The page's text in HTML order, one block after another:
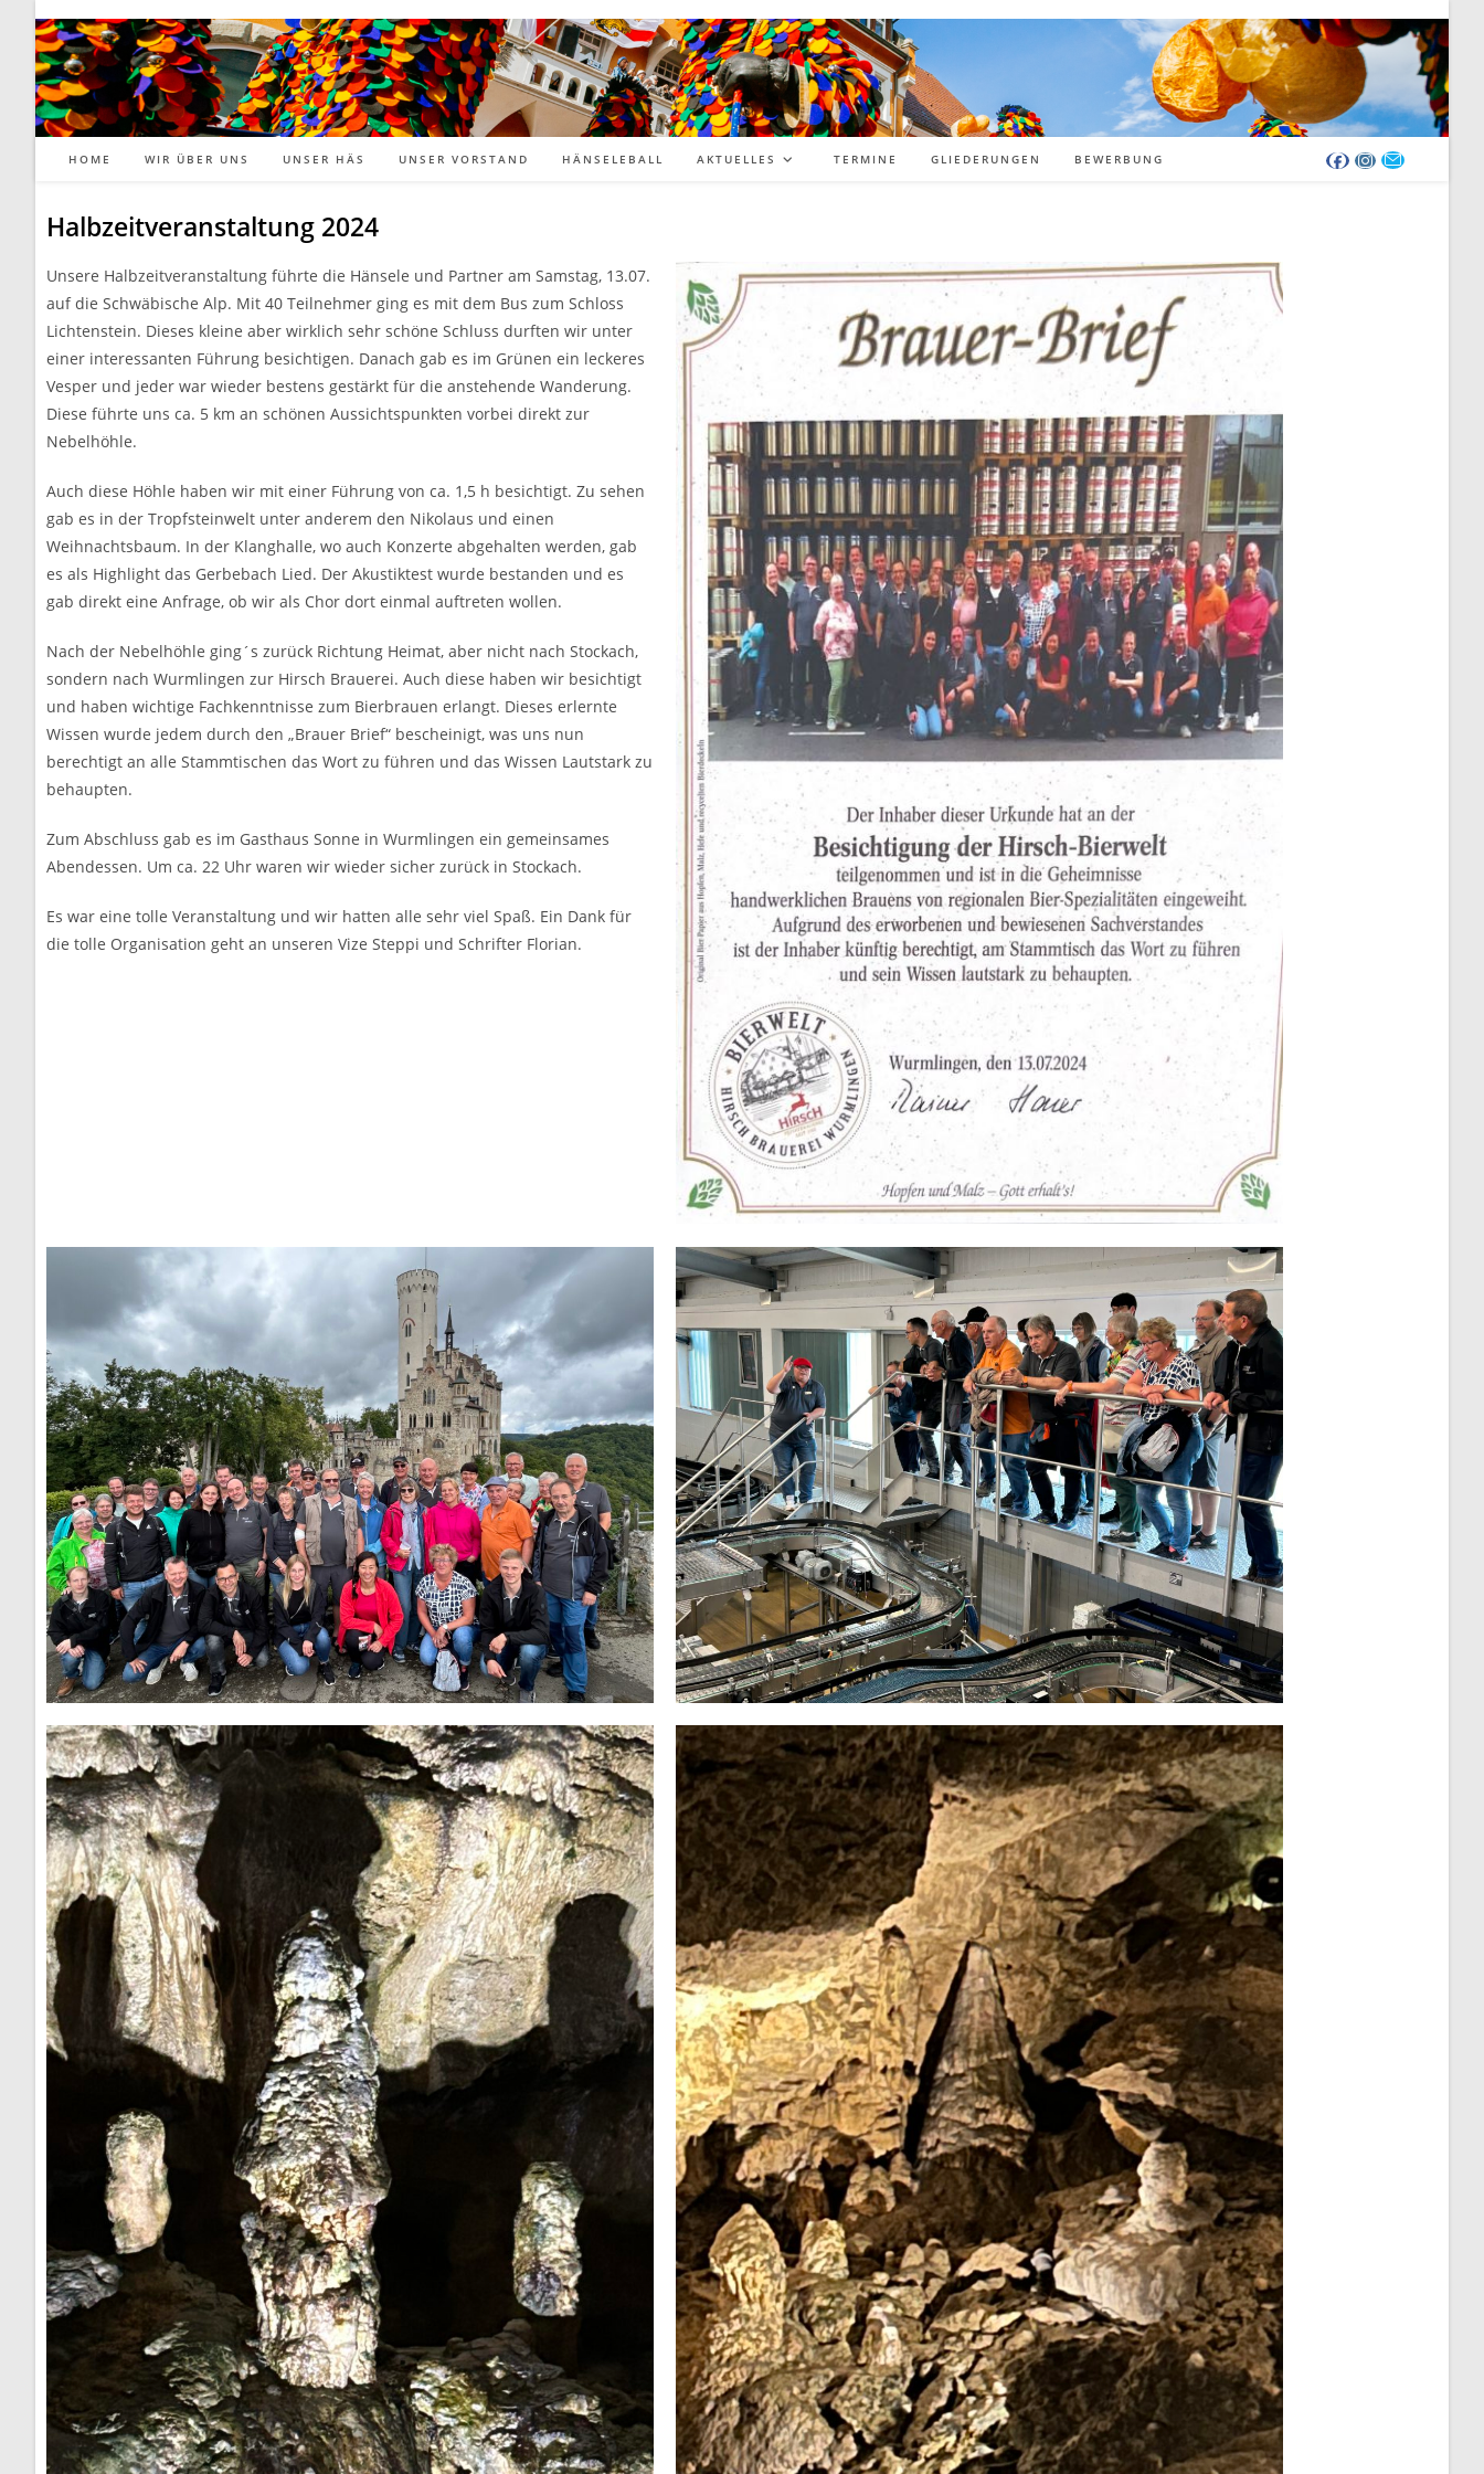
HOME WIR ÜBER UNS UNSER HÄS UNSER VORSTAND HÄNSELEBALL AKTUELLES TERMINE GLIEDERUNGEN BEWERBUNG
Halbzeitveranstaltung 2024
Unsere Halbzeitveranstaltung führte die Hänsele und Partner am Samstag, 13.07.
auf die Schwäbische Alp. Mit 40 Teilnehmer ging es mit dem Bus zum Schloss
Lichtenstein. Dieses kleine aber wirklich sehr schöne Schluss durften wir unter
einer interessanten Führung besichtigen. Danach gab es im Grünen ein leckeres
Vesper und jeder war wieder bestens gestärkt für die anstehende Wanderung.
Diese führte uns ca. 5 km an schönen Aussichtspunkten vorbei direkt zur
Nebelhöhle.
Auch diese Höhle haben wir mit einer Führung von ca. 1,5 h besichtigt. Zu sehen
gab es in der Tropfsteinwelt unter anderem den Nikolaus und einen
Weihnachtsbaum. In der Klanghalle, wo auch Konzerte abgehalten werden, gab
es als Highlight das Gerbebach Lied. Der Akustiktest wurde bestanden und es
gab direkt eine Anfrage, ob wir als Chor dort einmal auftreten wollen.
Nach der Nebelhöhle ging´s zurück Richtung Heimat, aber nicht nach Stockach,
sondern nach Wurmlingen zur Hirsch Brauerei. Auch diese haben wir besichtigt
und haben wichtige Fachkenntnisse zum Bierbrauen erlangt. Dieses erlernte
Wissen wurde jedem durch den „Brauer Brief“ bescheinigt, was uns nun
berechtigt an alle Stammtischen das Wort zu führen und das Wissen Lautstark zu
behaupten.
Zum Abschluss gab es im Gasthaus Sonne in Wurmlingen ein gemeinsames
Abendessen. Um ca. 22 Uhr waren wir wieder sicher zurück in Stockach.
Es war eine tolle Veranstaltung und wir hatten alle sehr viel Spaß. Ein Dank für
die tolle Organisation geht an unseren Vize Steppi und Schrifter Florian.